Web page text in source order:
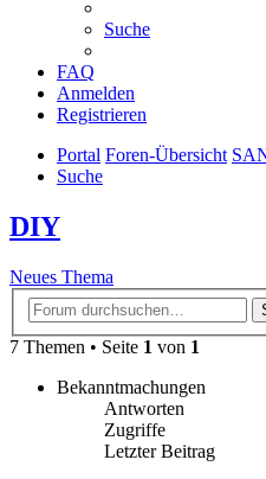
Suche
FAQ
Anmelden
Registrieren
Portal Foren-Übersicht
Suche
DIY
Neues Thema
7 Themen • Seite 1 von 1
Bekanntmachungen
Antworten
Zugriffe
Letzter Beitrag